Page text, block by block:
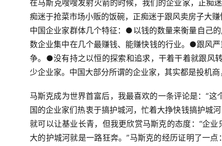
在马斯克嗖嗖发射火箭的时候， 我们的企业家， 正痴
痴迷于抢菜市场小贩的饭碗， 正痴迷于跟风卖房子大
中国企业家群体几个特征： ●以钱的数量来衡量自己
数企业集中在几个最赚钱、能赚快钱的行业。 ●跟风严
争。 ●没有持之以恒的探索和追求，干着干着就跟风
少企业家。 中国大部分所谓的企业家， 其实都是投机商
马斯克成为世界首富后，我最喜欢的一条评论是：“
国的企业家们热衷于搞护城河，忙着大挣快钱搞护城
就可以让基业长青，但我更欣赏马斯克的态度：“企
大的护城河就是一路狂奔。”马斯克的经历证明了一